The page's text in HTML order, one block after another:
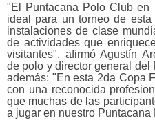
"El Puntacana Polo Club en
ideal para un torneo de
instalaciones de clase
de actividades que
visitantes", afirmó Agustín
de polo y director general del
además: "En esta 2da Copa
con una reconocida
que muchas de las
a jugar en nuestro Puntacana